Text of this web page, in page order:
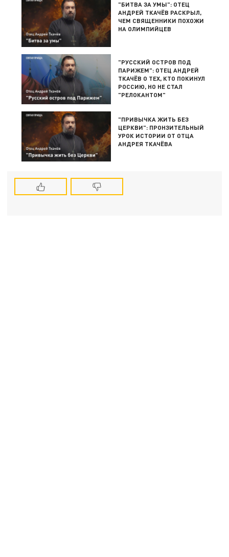
"БИТВА ЗА УМЫ": ОТЕЦ
АНДРЕЙ ТКАЧЁВ РАСКРЫЛ,
ЧЕМ СВЯЩЕННИКИ ПОХОЖИ
НА ОЛИМПИЙЦЕВ
"РУССКИЙ ОСТРОВ ПОД
ПАРИЖЕМ": ОТЕЦ АНДРЕЙ
ТКАЧЁВ О ТЕХ, КТО ПОКИНУЛ
РОССИЮ, НО НЕ СТАЛ
"РЕЛОКАНТОМ"
"ПРИВЫЧКА ЖИТЬ БЕЗ
ЦЕРКВИ": ПРОНЗИТЕЛЬНЫЙ
УРОК ИСТОРИИ ОТ ОТЦА
АНДРЕЯ ТКАЧЁВА